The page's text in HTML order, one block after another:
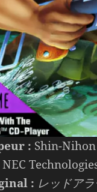
: Shin-
NEC
: レッドアラ